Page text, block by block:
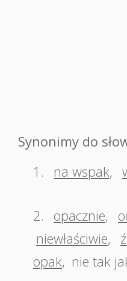
Synonimy do
1.
na wspak,
2. opacznie,
niewłaściwie,
opak, nie tak